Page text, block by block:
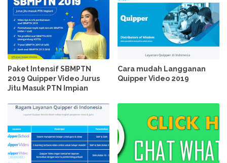
Paket Intensif SBMPTN
2019 Quipper Video Jurus
Jitu Masuk PTN Impian
Cara mudah Langganan
Quipper Video 2019